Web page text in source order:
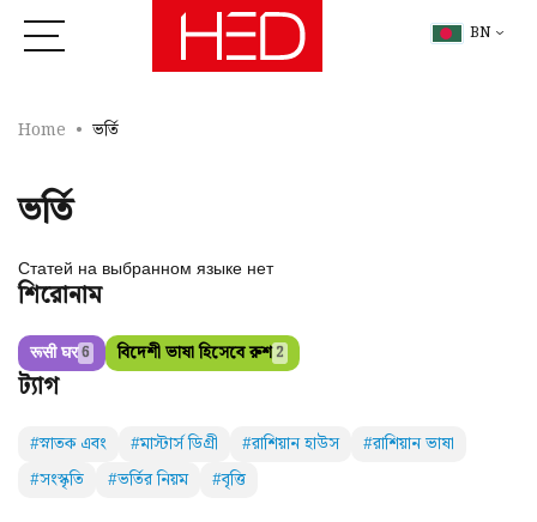
BN
Home ভর্তি
ভর্তি
Статей на выбранном языке нет
শিরোনাম
रूसी घर6 বিদেশী ভাষা হিসেবে রুশ 2
ট্যাগ
#স্নাতক এবং #মাস্টার্স ডিগ্রী #রাশিয়ান হাউস
#রাশিয়ান ভাষা
#সংস্কৃতি
#ভর্তির নিয়ম #বৃত্তি